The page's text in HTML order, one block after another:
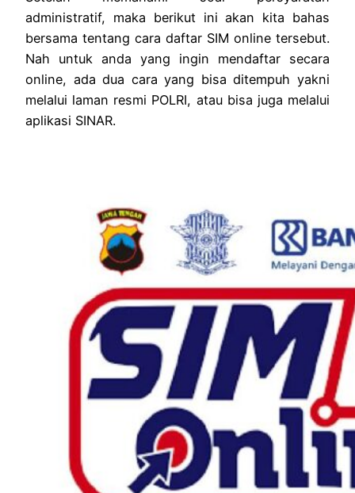
administratif, maka berikut ini akan kita bahas
bersama tentang cara daftar SIM online tersebut.
Nah untuk anda yang ingin mendaftar secara
online, ada dua cara yang bisa ditempuh yakni
melalui laman resmi POLRI, atau bisa juga melalui
aplikasi SINAR.